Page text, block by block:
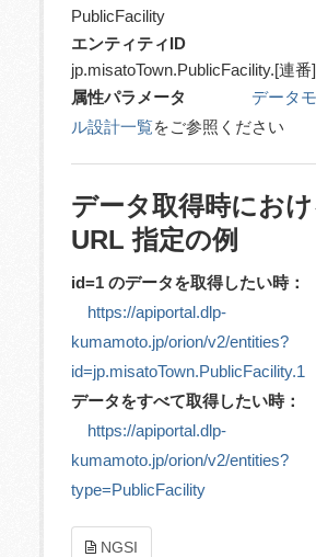
PublicFacility
エンティティID
jp.misatoTown.PublicFacility.[連番]
属性パラメータ
データ
ル設計一覧をご参照ください
データ取得時におけ
URL 指定の例
id=1 のデータを取得したい時：
https://apiportal.dlp-
kumamoto.jp/orion/v2/entities?
id=jp.misatoTown.PublicFacility.1
データをすべて取得したい時：
https://apiportal.dlp-
kumamoto.jp/orion/v2/entities?
type=PublicFacility
NGSI